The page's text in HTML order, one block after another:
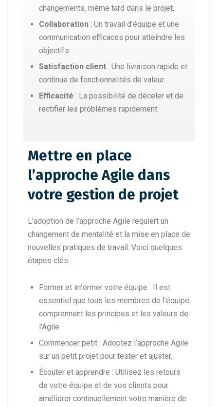
changements, même tard dans le projet.
Collaboration : Un travail d’équipe et une
communication efficaces pour atteindre les
objectifs.
Satisfaction client : Une livraison rapide et
continue de fonctionnalités de valeur.
Efficacité : La possibilité de déceler et de
rectifier les problèmes rapidement.
Mettre en place
l’approche Agile dans
votre gestion de projet
L’adoption de l’approche Agile requiert un
changement de mentalité et la mise en place de
nouvelles pratiques de travail. Voici quelques
étapes clés :
Former et informer votre équipe : Il est
essentiel que tous les membres de l’équipe
comprennent les principes et les valeurs de
l’Agile.
Commencer petit : Adoptez l’approche Agile
sur un petit projet pour tester et ajuster.
Écouter et apprendre : Utilisez les retours
de votre équipe et de vos clients pour
améliorer continuellement votre manière de